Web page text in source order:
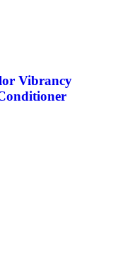
Vibrancy